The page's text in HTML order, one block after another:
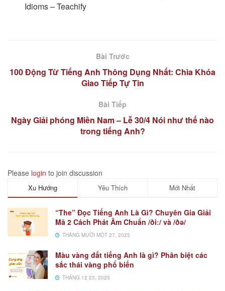
Idioms – Teachify
Bài Trước
100 Động Từ Tiếng Anh Thông Dụng Nhất: Chìa Khóa
Giao Tiếp Tự Tin
Bài Tiếp
Ngày Giải phóng Miền Nam – Lễ 30/4 Nói như thế nào
trong tiếng Anh?
Please login to join discussion
Xu Hướng Yêu Thích Mới Nhất
“The” Đọc Tiếng Anh Là Gì? Chuyên Gia Giải
Mã 2 Cách Phát Âm Chuẩn /ðiː/ và /ðə/
THÁNG MƯỜI MỘT 27, 2025
Màu vàng đất tiếng Anh là gì? Phân biệt các
sắc thái vàng phổ biến
THÁNG 12 23, 2025